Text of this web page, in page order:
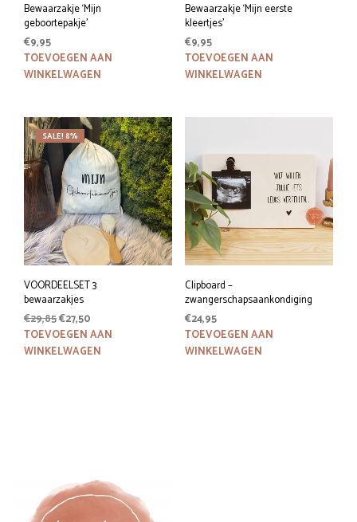
Bewaarzakje ‘Mijn
geboortepakje’
€9,95
TOEVOEGEN AAN
WINKELWAGEN
Bewaarzakje ‘Mijn eerste
kleertjes’
€9,95
TOEVOEGEN AAN
WINKELWAGEN
SALE! 8%
VOORDEELSET 3
bewaarzakjes
€29,85Oorspronkelijke
prijs
was:
€27,50
prijs
is:
TOEVOEGEN AAN
WINKELWAGEN
Clipboard –
zwangerschapsaankondiging
€24,95
TOEVOEGEN AAN
WINKELWAGEN